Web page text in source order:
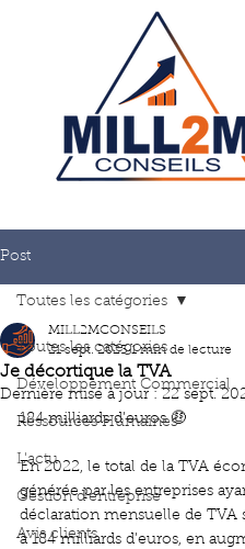
Post
Toutes les catégories
Développement Commercial
Ressources Humaines
L'actu
Gestion d'entreprise
Avis clients
Toutes les catégories
Je décortique la TVA
MILL2MCONSEILS
21 sept. 2023 1 min de lecture
Dernière mise à jour : 22 sept.
184 milliards d’euros 🤑
En 2022, le total de la TVA
générée par les entreprises
déclaration mensuelle de TVA
à 184 milliards d’euros, en